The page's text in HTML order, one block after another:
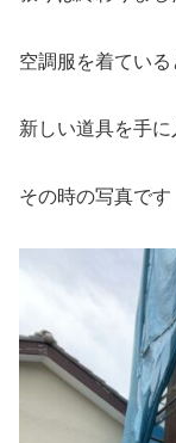
空調服を着てい
新しい道具を手
その時の写真です